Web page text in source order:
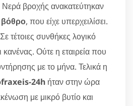
βροχής ανακατεύτηκαν
, που είχε υπερχειλίσει.
τέτοιες συνθήκες λογικό
κανένας. Ούτε η εταιρεία που
με το μήνα. Τελικά η
24h ήταν στην ώρα
με μικρό βυτίο και